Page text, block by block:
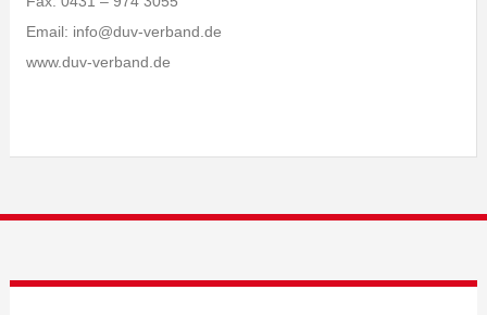
Email: info@duv-verband.de
www.duv-verband.de